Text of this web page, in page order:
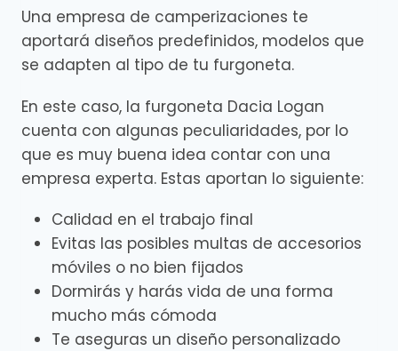
Una empresa de camperizaciones te
aportará diseños predefinidos, modelos que
se adapten al tipo de tu furgoneta.
En este caso, la furgoneta Dacia Logan
cuenta con algunas peculiaridades, por lo
que es muy buena idea contar con una
empresa experta. Estas aportan lo siguiente:
Calidad en el trabajo final
Evitas las posibles multas de accesorios
móviles o no bien fijados
Dormirás y harás vida de una forma
mucho más cómoda
Te aseguras un diseño personalizado